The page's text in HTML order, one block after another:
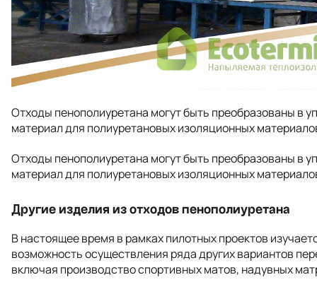
Отходы пенополиуретана могут быть преобразованы в
материал для полиуретановых изоляционных
Отходы пенополиуретана могут быть преобразованы в
материал для полиуретановых изоляционных
Другие изделия из отходов пенополиуретана
В настоящее время в рамках пилотных проектов
возможность осуществления ряда других вариантов
включая производство спортивных матов, надувных